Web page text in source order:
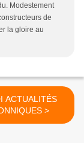
Modestement
de
la gloire au
ACTUALITÉS
MAÇONNIQUES >